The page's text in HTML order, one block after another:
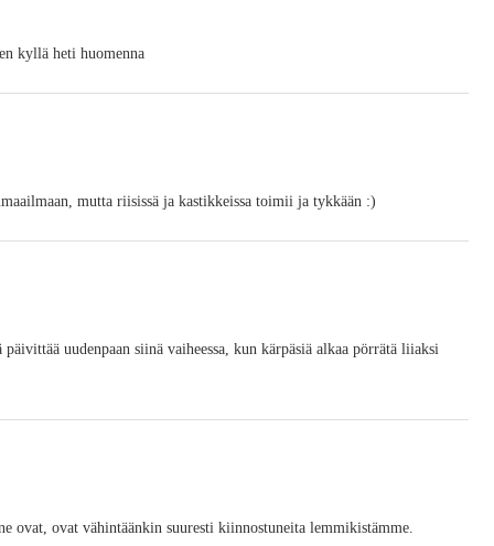
kyllä heti huomenna
mutta riisissä ja kastikkeissa toimii ja tykkään :)
uudenpaan siinä vaiheessa, kun kärpäsiä alkaa pörrätä liiaksi
ovat, ovat vähintäänkin suuresti kiinnostuneita lemmikistämme.